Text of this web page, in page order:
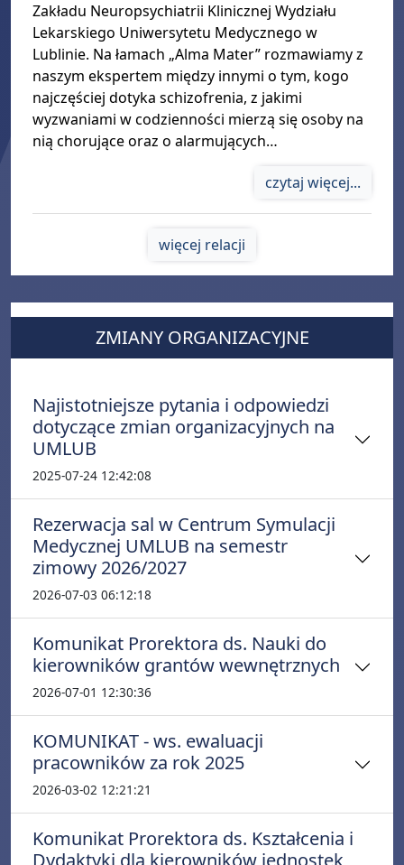
Zakładu Neuropsychiatrii Klinicznej Wydziału
Lekarskiego Uniwersytetu Medycznego w
Lublinie. Na łamach „Alma Mater” rozmawiamy z
naszym ekspertem między innymi o tym, kogo
najczęściej dotyka schizofrenia, z jakimi
wyzwaniami w codzienności mierzą się osoby na
nią chorujące oraz o alarmujących…
czytaj więcej...
więcej relacji
ZMIANY ORGANIZACYJNE
Najistotniejsze pytania i odpowiedzi
dotyczące zmian organizacyjnych na
UMLUB
2025-07-24 12:42:08
Rezerwacja sal w Centrum Symulacji
Medycznej UMLUB na semestr
zimowy 2026/2027
2026-07-03 06:12:18
Komunikat Prorektora ds. Nauki do
kierowników grantów wewnętrznych
2026-07-01 12:30:36
KOMUNIKAT - ws. ewaluacji
pracowników za rok 2025
2026-03-02 12:21:21
Komunikat Prorektora ds. Kształcenia i
Dydaktyki dla kierowników jednostek